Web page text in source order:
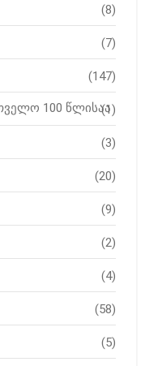
(8)
(7)
(147)
100 წლისაა
(1)
(3)
(20)
(9)
(2)
(4)
(58)
(5)